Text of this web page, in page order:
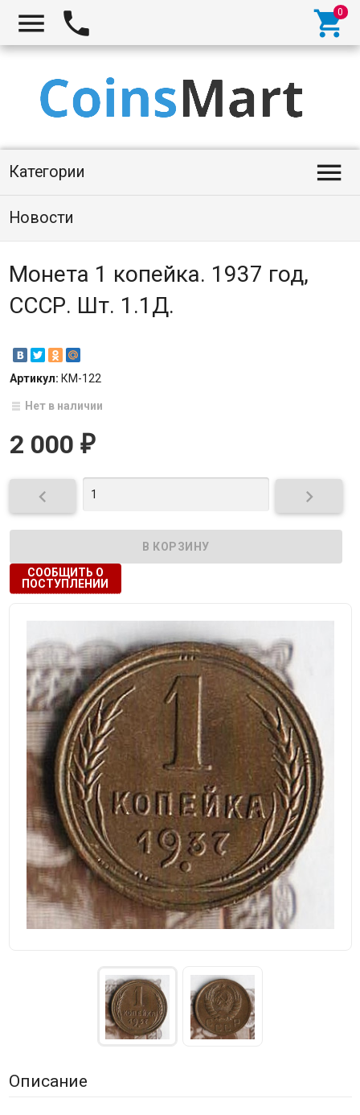
  
Категории 
Новости
Монета 1 копейка. 1937 год,
СССР. Шт. 1.1Д.
Артикул: КМ-122
Нет в наличии
2 000 ₽
 
СООБЩИТЬ О
ПОСТУПЛЕНИИ
Описание